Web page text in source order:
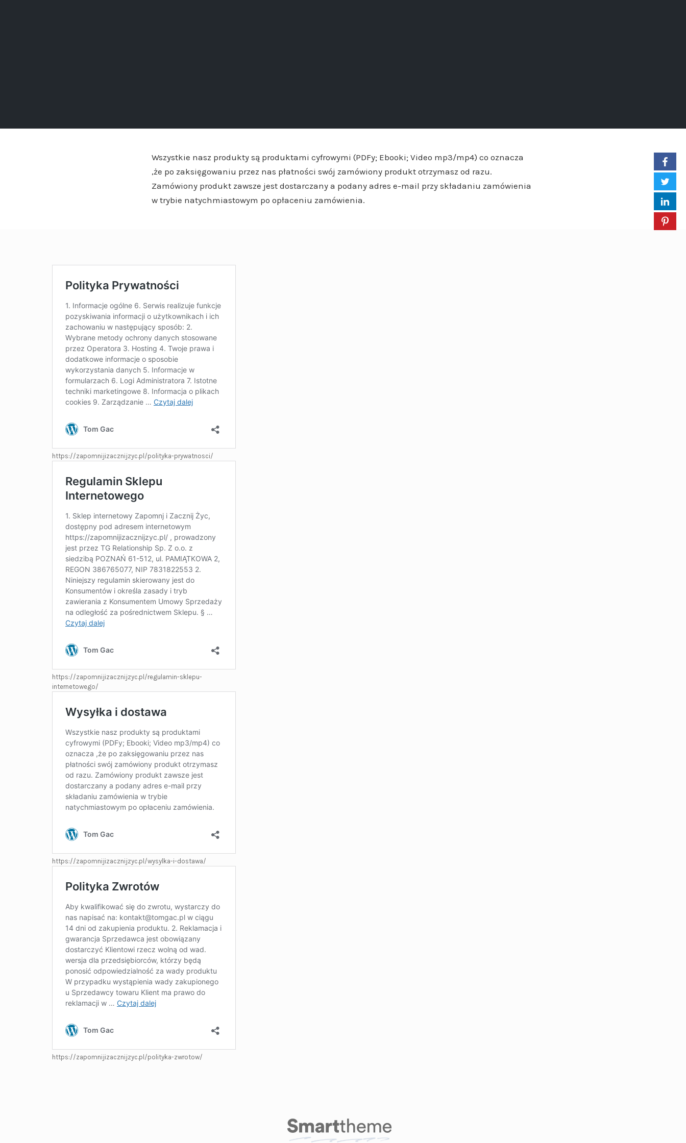
Wszystkie nasz produkty są produktami cyfrowymi (PDFy; Ebooki; Video mp3/mp4) co oznacza
,że po zaksięgowaniu przez nas płatności swój zamówiony produkt otrzymasz od razu.
Zamówiony produkt zawsze jest dostarczany a podany adres e-mail przy składaniu zamówienia
w trybie natychmiastowym po opłaceniu zamówienia.
https://zapomnijizacznijzyc.pl/polityka-prywatnosci/
https://zapomnijizacznijzyc.pl/regulamin-sklepu-
internetowego/
https://zapomnijizacznijzyc.pl/wysylka-i-dostawa/
https://zapomnijizacznijzyc.pl/polityka-zwrotow/